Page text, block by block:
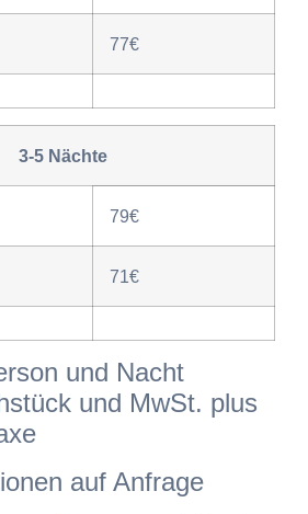
77€
3-5 Nächte
79€
71€
und Nacht
und MwSt. plus
auf Anfrage